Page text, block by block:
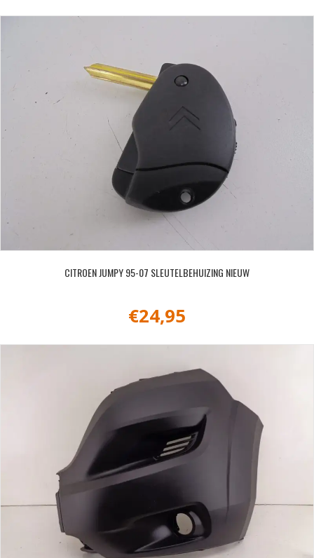
CITROEN JUMPY 95-07 SLEUTELBEHUIZING NIEUW
€24,95